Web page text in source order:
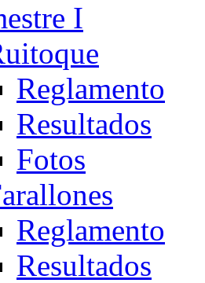
I
Reglamento
Resultados
Fotos
Reglamento
Resultados